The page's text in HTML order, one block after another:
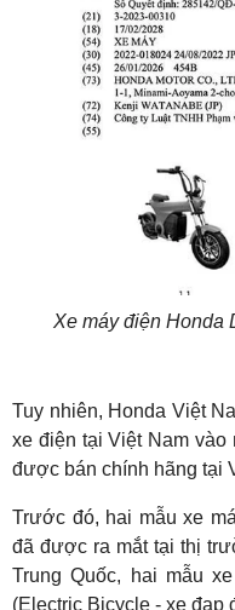
Xe máy điện Honda
Tuy nhiên, Honda Việt
xe điện tại Việt Nam vào
được bán chính hãng tại
Trước đó, hai mẫu xe
đã được ra mắt tại thị
Trung Quốc, hai mẫu
(Electric Bicycle - xe đạp